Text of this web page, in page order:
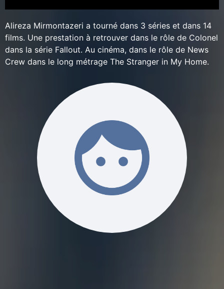
Alireza Mirmontazeri a tourné dans 3 séries et dans 14
films. Une prestation à retrouver dans le rôle de Colonel
dans la série Fallout. Au cinéma, dans le rôle de News
Crew dans le long métrage The Stranger in My Home.